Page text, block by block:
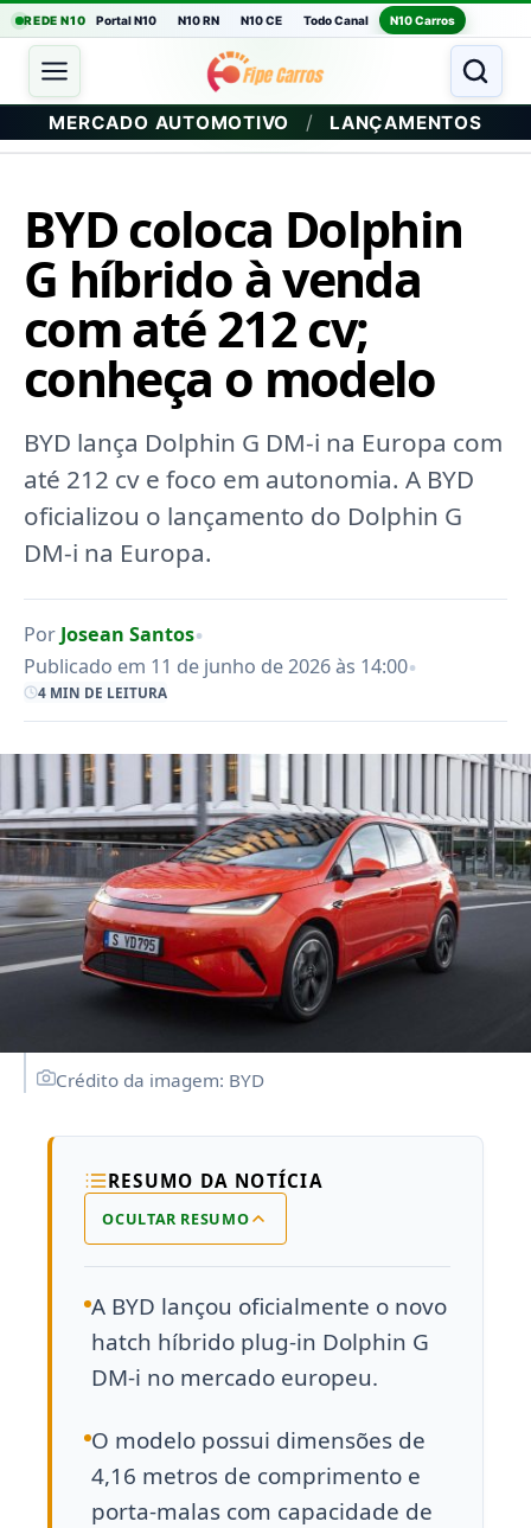
REDE N10 Portal N10 N10 RN N10 CE Todo Canal N10 Carros
MERCADO AUTOMOTIVO / LANÇAMENTOS
BYD coloca Dolphin
G híbrido à venda
com até 212 cv;
conheça o modelo
BYD lança Dolphin G DM-i na Europa com
até 212 cv e foco em autonomia. A BYD
oficializou o lançamento do Dolphin G
DM-i na Europa.
Por Josean Santos•
Publicado em 11 de junho de 2026 às 14:00•
4 MIN DE LEITURA
Crédito da imagem: BYD
RESUMO DA NOTÍCIA
OCULTAR RESUMO
A BYD lançou oficialmente o novo
hatch híbrido plug-in Dolphin G
DM-i no mercado europeu.
O modelo possui dimensões de
4,16 metros de comprimento e
porta-malas com capacidade de